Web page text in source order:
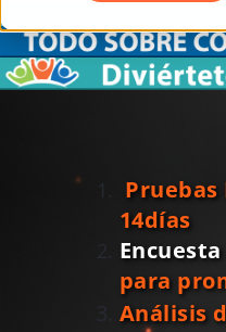
Recursos
Contáctanos
Donar
14días
Encuesta
para
Análisis